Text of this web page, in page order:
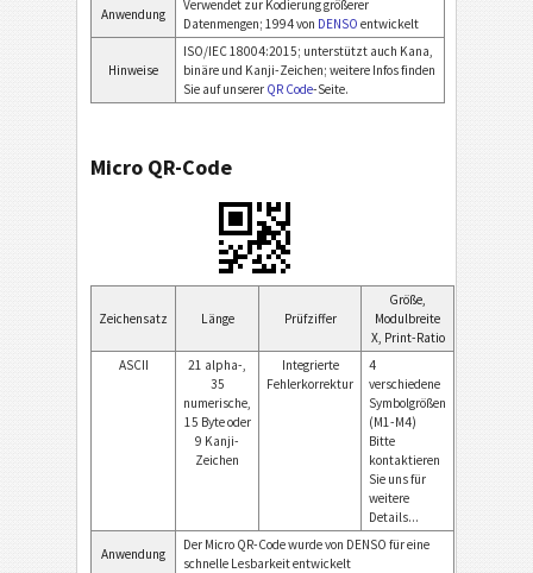
Anwendung
Verwendet zur Kodierung größerer
Datenmengen; 1994 von DENSO entwickelt
Hinweise
ISO/IEC 18004:2015; unterstützt auch Kana,
binäre und Kanji-Zeichen; weitere Infos finden
Sie auf unserer QR Code-Seite.
Micro QR-Code
Zeichensatz Länge Prüfziffer
Größe,
Modulbreite
X, Print-Ratio
ASCII
21 alpha-,
35
numerische,
15 Byte oder
9 Kanji-
Zeichen
Integrierte
Fehlerkorrektur
4
verschiedene
Symbolgrößen
(M1-M4)
Bitte
kontaktieren
Sie uns für
weitere
Details...
Anwendung
Der Micro QR-Code wurde von DENSO für eine
schnelle Lesbarkeit entwickelt